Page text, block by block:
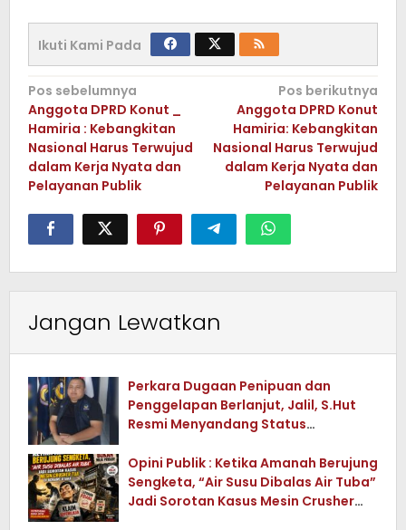
Ikuti Kami Pada
Navigasi
pos
Pos sebelumnya
Anggota DPRD Konut _
Hamiria : Kebangkitan
Nasional Harus Terwujud
dalam Kerja Nyata dan
Pelayanan Publik
Pos berikutnya
Anggota DPRD Konut
Hamiria: Kebangkitan
Nasional Harus Terwujud
dalam Kerja Nyata dan
Pelayanan Publik
Jangan Lewatkan
Perkara Dugaan Penipuan dan
Penggelapan Berlanjut, Jalil, S.Hut
Resmi Menyandang Status
Opini Publik : Ketika Amanah Berujung
Sengketa, “Air Susu Dibalas Air Tuba”
Jadi Sorotan Kasus Mesin Crusher